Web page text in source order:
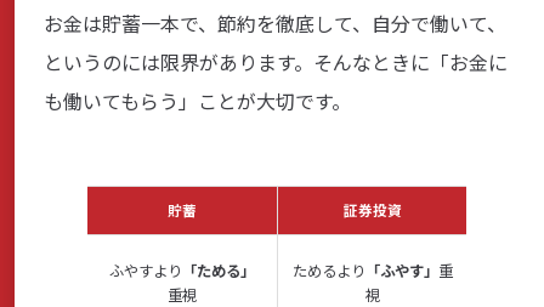
お金は貯蓄一本で、節約を徹底して、自分で働いて、
というのには限界があります。そんなときに「お金に
も働いてもらう」ことが大切です。
貯蓄 証券投資
ふやすより 「ためる」
重視
ためるより 「ふやす」 重
視